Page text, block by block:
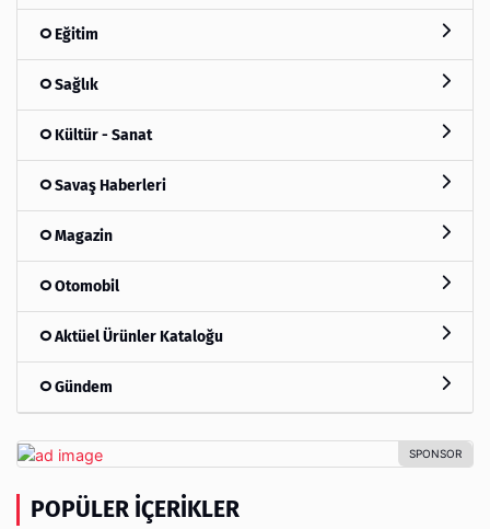
Eğitim
Sağlık
Kültür - Sanat
Savaş Haberleri
Magazin
Otomobil
Aktüel Ürünler Kataloğu
Gündem
POPÜLER İÇERIKLER